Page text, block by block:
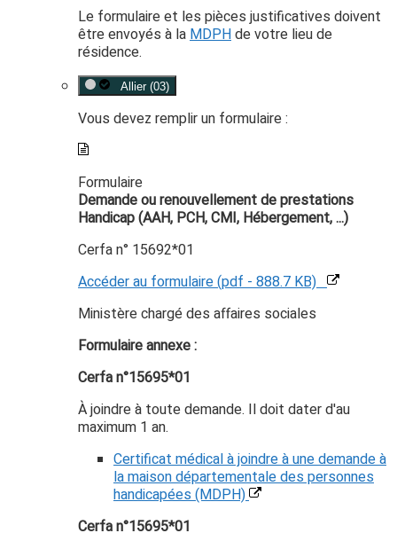
Le formulaire et les pièces justificatives doivent
être envoyés à la MDPHde votre lieu de
résidence.
Allier (03)
Vous devez remplir un formulaire :
Formulaire
Demande ou renouvellement de prestations
Handicap (AAH, PCH, CMI, Hébergement, ...)
Cerfa n° 15692*01
Accéder au formulaire (pdf - 888.7 KB)
Ministère chargé des affaires sociales
Formulaire annexe :
Cerfa n°15695*01
À joindre à toute demande. Il doit dater d'au
maximum 1 an.
Certificat médical à joindre à une demande à
la maison départementale des personnes
handicapées (MDPH)
Cerfa n°15695*01